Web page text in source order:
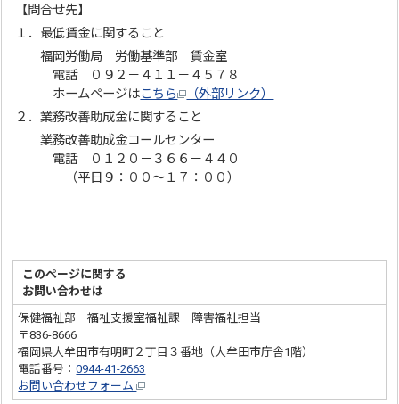
【問合せ先】
１．最低賃金に関すること
福岡労働局 労働基準部 賃金室
電話 ０９２－４１１－４５７８
ホームページはこちら
（外部リンク）
２．業務改善助成金に関すること
業務改善助成金コールセンター
電話 ０１２０－３６６－４４０
（平日９：００～１７：００）
このページに関する
お問い合わせは
保健福祉部 福祉支援室福祉課 障害福祉担当
〒836-8666
福岡県大牟田市有明町２丁目３番地（大牟田市庁舎1階）
電話番号：0944-41-2663
お問い合わせフォーム